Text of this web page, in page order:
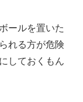
ールを置いた
れる方が危険
しておくもん